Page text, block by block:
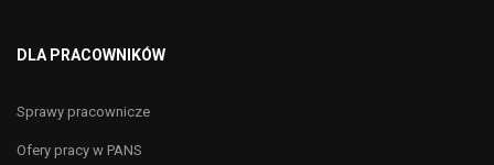
DLA PRACOWNIKÓW
Sprawy pracownicze
Ofery pracy w PANS